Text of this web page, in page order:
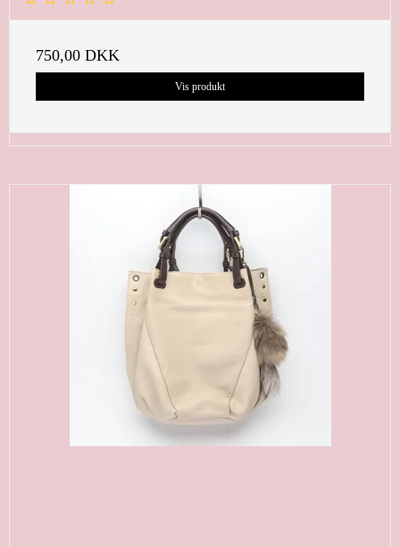
750,00 DKK
Vis produkt